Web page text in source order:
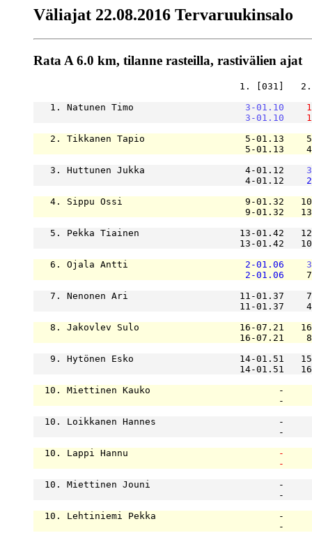
Väliajat 22.08.2016 Tervaruukinsalo
Rata A 6.0 km, tilanne rasteilla, rastivälien ajat
1. [031]
   1. Natunen Timo
3-01.10
3-01.10
2. Tikkanen Tapio                  5-01.13
5-01.13
   3. Huttunen Jukka                  4-01.12
                                      4-01.12
4. Sippu Ossi                      9-01.32
9-01.32
5. Pekka Tiainen                  13-01.42
13-01.42
   6. Ojala Antti
2-01.06
2-01.06
7. Nenonen Ari                    11-01.37
11-01.37
8. Jakovlev Sulo                  16-07.21
16-07.21
9. Hytönen Esko                   14-01.51
14-01.51
10. Miettinen Kauko                       -
-
10. Loikkanen Hannes                      -
-
  10. Lappi Hannu
-
-
10. Miettinen Jouni                       -
-
10. Lehtiniemi Pekka                      -
-